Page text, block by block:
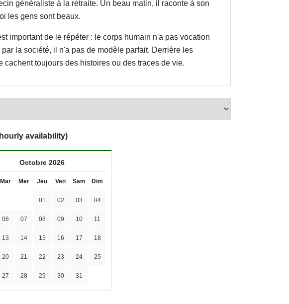
généraliste à la retraite. Un beau matin, il raconte à son
les gens sont beaux.
important de le répéter : le corps humain n'a pas vocation
la société, il n'a pas de modèle parfait. Derrière les
cachent toujours des histoires ou des traces de vie.
availability)
Octobre 2026
Mar Mer Jeu Ven Sam Dim
01 02 03 04
06 07 08 09 10 11
13 14 15 16 17 18
20 21 22 23 24 25
27 28 29 30 31